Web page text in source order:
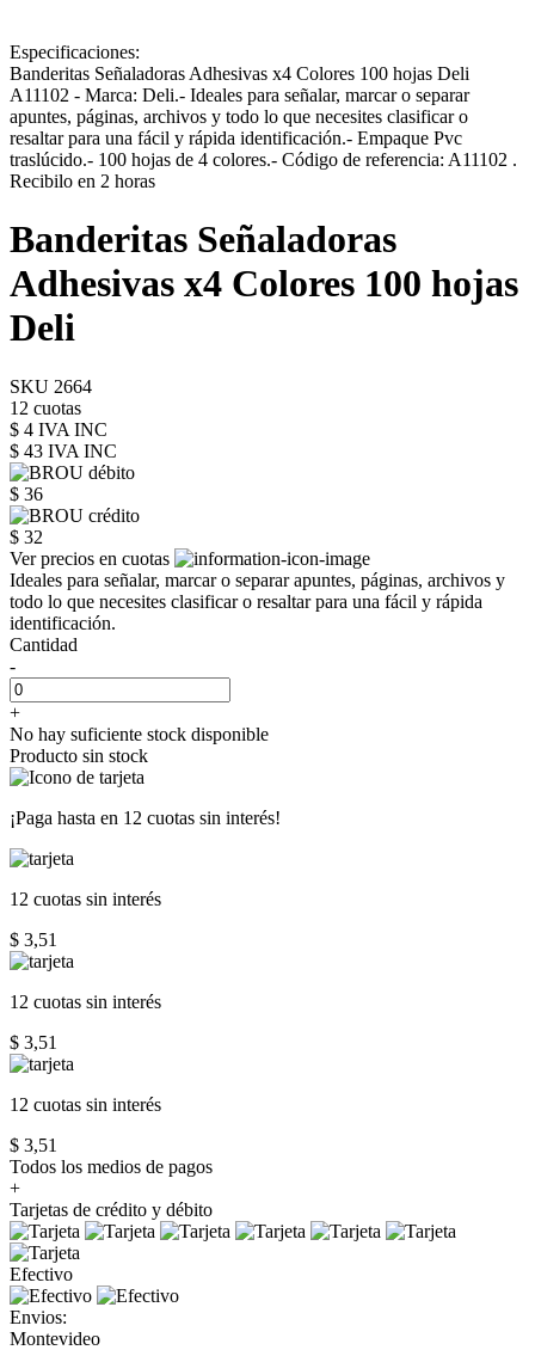
Especificaciones:
Banderitas Señaladoras Adhesivas x4 Colores 100 hojas Deli
A11102 - Marca: Deli.- Ideales para señalar, marcar o separar
apuntes, páginas, archivos y todo lo que necesites clasificar o
resaltar para una fácil y rápida identificación.- Empaque Pvc
traslúcido.- 100 hojas de 4 colores.- Código de referencia: A11102 .
Recibilo en 2 horas
Banderitas Señaladoras
Adhesivas x4 Colores 100 hojas
Deli
SKU 2664
12 cuotas
$ 4 IVA INC
$ 43 IVA INC
$ 36
$ 32
Ver precios en cuotas
Ideales para señalar, marcar o separar apuntes, páginas, archivos y
todo lo que necesites clasificar o resaltar para una fácil y rápida
identificación.
Cantidad
-
+
No hay suficiente stock disponible
Producto sin stock
¡Paga hasta en 12 cuotas sin interés!
12 cuotas sin interés
$ 3,51
12 cuotas sin interés
$ 3,51
12 cuotas sin interés
$ 3,51
Todos los medios de pagos
+
Tarjetas de crédito y débito
Efectivo
Envios:
Montevideo